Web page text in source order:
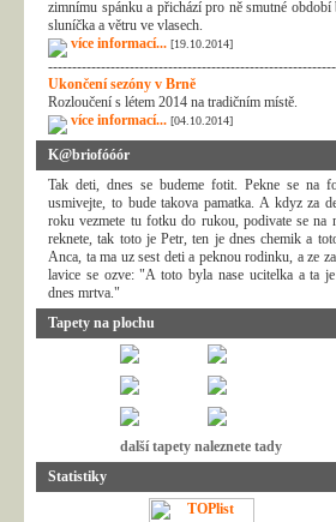
zimnímu spánku a přichází pro ně smutné období
sluníčka a větru ve vlasech.
více informací... [19.10.2014]
Ukončení sezóny v Brně
Rozloučení s létem 2014 na tradičním místě.
více informací... [04.10.2014]
K@briofóóór
Tak deti, dnes se budeme fotit. Pekne se na
usmivejte, to bude takova pamatka. A kdyz za
roku vezmete tu fotku do rukou, podivate se na
reknete, tak toto je Petr, ten je dnes chemik a
Anca, ta ma uz sest deti a peknou rodinku, a ze
lavice se ozve: "A toto byla nase ucitelka a ta
dnes mrtva."
Tapety na plochu
další tapety naleznete tady
Statistiky